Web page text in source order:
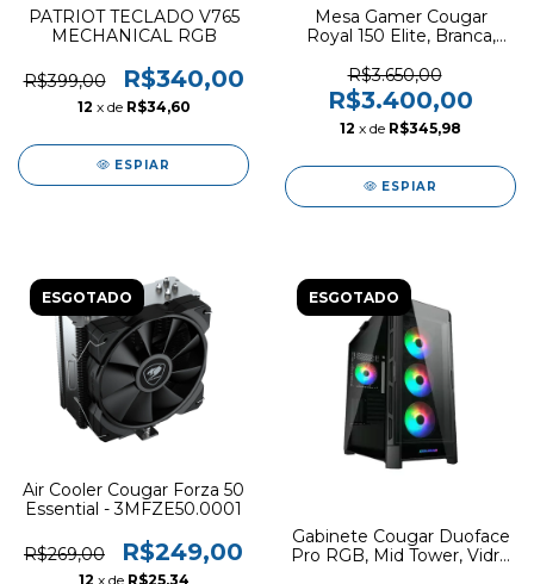
PATRIOT TECLADO V765
MECHANICAL RGB
R$399,00 R$340,00
12 x de R$34,60
ESPIAR
Mesa Gamer Cougar
Royal 150 Elite, Branca,
Altura, 150cm -
3MR1502W.0006
R$3.650,00
R$3.400,00
12 x de R$345,98
ESPIAR
ESGOTADO
Air Cooler Cougar Forza 50
Essential - 3MFZE50.0001
R$269,00 R$249,00
12 x de R$25,34
ESGOTADO
Gabinete Cougar Duoface
Pro RGB, Mid Tower, Vidro